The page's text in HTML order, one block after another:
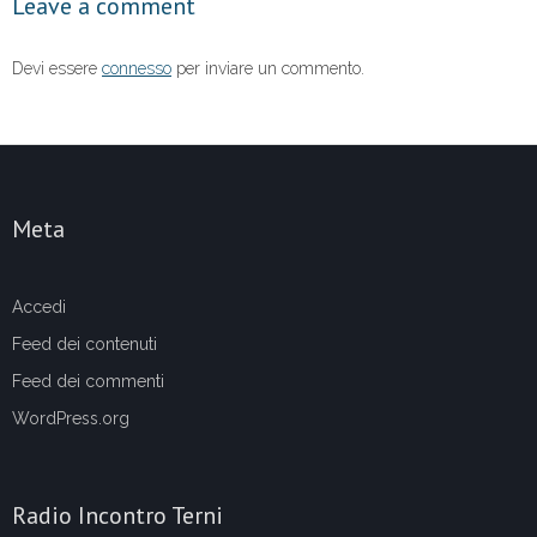
k
Devi essere connesso per inviare un commento.
Meta
Accedi
Feed dei contenuti
Feed dei commenti
WordPress.org
Radio Incontro Terni